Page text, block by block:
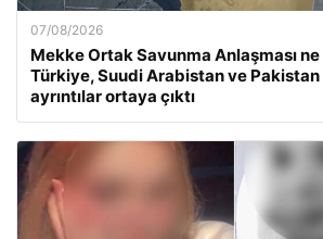
07/08/2026
Mekke Ortak Savunma Anlaşması
Türkiye, Suudi Arabistan ve
ayrıntılar ortaya çıktı